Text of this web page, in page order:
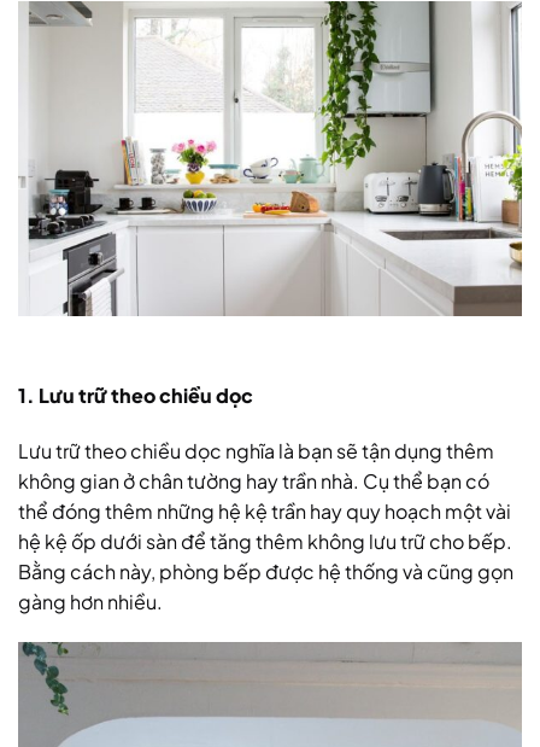
1. Lưu trữ theo chiều dọc
Lưu trữ theo chiều dọc nghĩa là bạn sẽ tận dụng thêm
không gian ở chân tường hay trần nhà. Cụ thể bạn có
thể đóng thêm những hệ kệ trần hay quy hoạch một vài
hệ kệ ốp dưới sàn để tăng thêm không lưu trữ cho bếp.
Bằng cách này, phòng bếp được hệ thống và cũng gọn
gàng hơn nhiều.